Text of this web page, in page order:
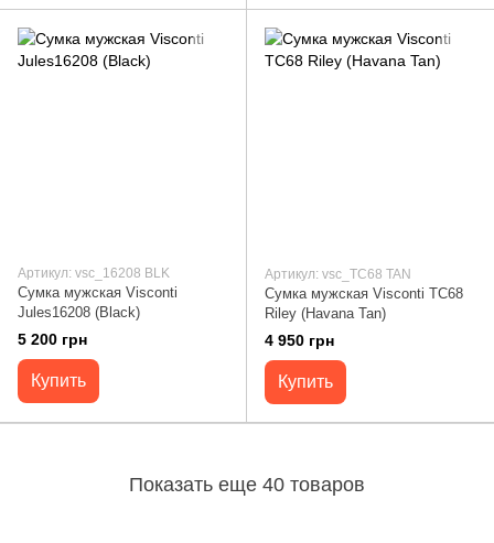
Артикул: vsc_16208 BLK
Сумка мужская Visconti
Jules16208 (Black)
5 200 грн
Купить
Артикул: vsc_TC68 TAN
Сумка мужская Visconti TC68
Riley (Havana Tan)
4 950 грн
Купить
Показать еще 40 товаров